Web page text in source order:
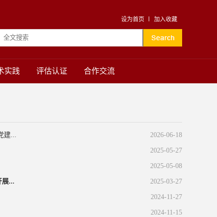
设为首页 加入收藏
实践 评估认证 合作交流
建... 2026-06-18
2025-05-27
2025-05-08
展... 2025-03-27
2024-11-27
2024-11-15